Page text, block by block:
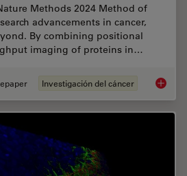
Methods 2024 Method of
advancements in cancer,
By combining positional
imaging of proteins in…
Investigación del cáncer